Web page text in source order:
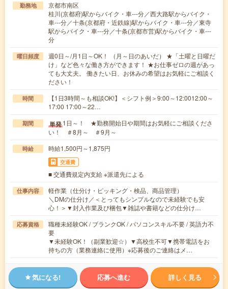
勤務地
京都市南区
桂川(京都府)駅からバイク・車---分／西大路駅からバイク・
車---分／十条(京都府・近鉄線)駅からバイク・車---分／東寺
駅からバイク・車---分／十条(京都市営)駅からバイク・車---
分
曜日頻度
週0日～/月1日～OK！ （月～日のあいだ） ★「土曜と日曜だ
け」など色々な働き方ができます！ ★お仕事ゼロの週があっ
ても大丈夫。 働きたい日、お休みの希望はお気軽にご相談く
ださい！
時間
【1日3時間～も相談OK!】＜シフト例＞9:00～12:0012:00～
17:00 17:00～22…
期間 単発1日～！ ★勤務開始日や期間はお気軽にご相談くださ
い！ ＃8月～ ＃9月～
時給 時給1,500円～1,875円
交通費
■ 交通費規定内支給 ※派遣先による
仕事内容
軽作業（仕分け・ピッキング・検品、商品管理）
＼DMの仕分け／＜とってもシンプルなので未経験でも安
心！＞▼封入作業及び梱包▼雑誌や書籍などの仕分け…
応募資格
職種未経験OK / ブランクOK / パソコンスキル不要 / 英語力不
要
▼未経験OK！（副業歓迎☆）▼高校生不可▼携帯電話をお
持ちの方（業務連絡に使用）※応募後のご連絡はメ…
気になる! 応募へ進む 詳しく見る